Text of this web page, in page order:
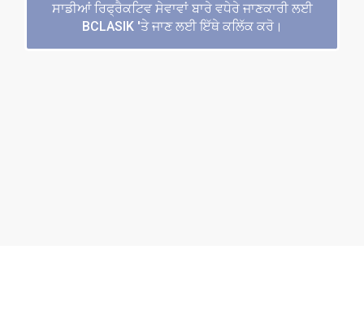
ਸਾਡੀਆਂ ਰਿਫ੍ਰੈਕਟਿਵ ਸੇਵਾਵਾਂ ਬਾਰੇ ਵਧੇਰੇ ਜਾਣਕਾਰੀ ਲਈ
BCLASIK 'ਤੇ ਜਾਣ ਲਈ ਇੱਥੇ ਕਲਿੱਕ ਕਰੋ।